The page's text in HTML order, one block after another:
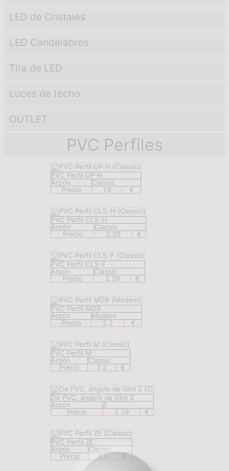
LED de Cristales
LED Candelabros
Tira de LED
Luces de techo
OUTLET
PVC Perfiles
PVC Perfil UP-H
Arpón
Classic
Precio
1.9 €
PVC Perfil CLS-H
Arpón
Classic
Precio
2.29 €
PVC Perfil CLS-F
Arpón
Classic
Precio
2.29 €
PVC Perfil MDR
Arpón
Modern
Precio
2.2 €
PVC Perfil M
Arpón
Classic
Precio
2.2 €
De PVC, ángulo de Giro Z
Arpón
Z
Precio
2.29 €
PVC Perfil ZE
Arpón
Classic
Precio
6.9